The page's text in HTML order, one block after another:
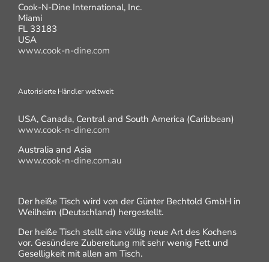
Cook-N-Dine International, Inc.
Miami
FL 33183
USA
www.cook-n-dine.com
Autorisierte Händler weltweit
USA, Canada, Central and South America (Caribbean)
www.cook-n-dine.com
Australia and Asia
www.cook-n-dine.com.au
Der heiße Tisch wird von der Günter Bechtold GmbH in
Weilheim (Deutschland) hergestellt.
Der heiße Tisch stellt eine völlig neue Art des Kochens
vor. Gesündere Zubereitung mit sehr wenig Fett und
Geselligkeit mit allen am Tisch.